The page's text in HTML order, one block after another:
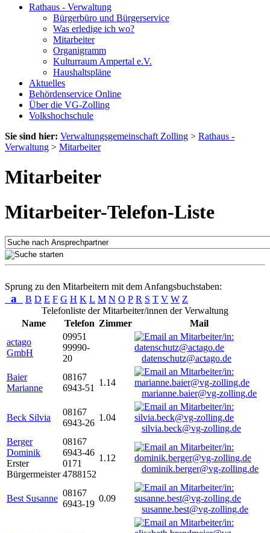
Rathaus - Verwaltung
Bürgerbüro und Bürgerservice
Was erledige ich wo?
Mitarbeiter
Organigramm
Kulturraum Ampertal e.V.
Haushaltspläne
Aktuelles
Behördenservice Online
Über die VG-Zolling
Volkshochschule
Sie sind hier: Verwaltungsgemeinschaft Zolling > Rathaus -
Verwaltung > Mitarbeiter
Mitarbeiter
Mitarbeiter-Telefon-Liste
Sprung zu den Mitarbeitern mit dem Anfangsbuchstaben:
a B D E F G H K L M N O P R S T V W Z
Telefonliste der Mitarbeiter/innen der Verwaltung
Name
Telefon Zimmer
Mail
actago
GmbH
09951
99990-
20
datenschutz@actago.de
Baier
Marianne
08167
6943-51
1.14
marianne.baier@vg-zolling.de
Beck Silvia
08167
6943-26
1.04
silvia.beck@vg-zolling.de
Berger
Dominik
Erster
Bürgermeister
08167
6943-46
0171
4788152
1.12
dominik.berger@vg-zolling.de
Best Susanne
08167
6943-19
0.09
susanne.best@vg-zolling.de